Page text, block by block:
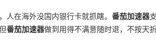
人在海外没国内银行卡就抓瞎。 番茄加速器
番茄加速器做到用得不满意随时退，不按天